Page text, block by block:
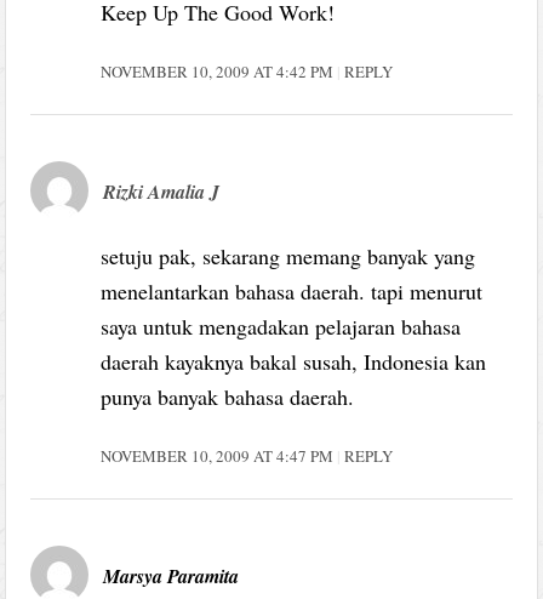
Keep Up The Good Work!
NOVEMBER 10, 2009 AT 4:42 PM REPLY
Rizki Amalia J
setuju pak, sekarang memang banyak yang
menelantarkan bahasa daerah. tapi menurut
saya untuk mengadakan pelajaran bahasa
daerah kayaknya bakal susah, Indonesia kan
punya banyak bahasa daerah.
NOVEMBER 10, 2009 AT 4:47 PM REPLY
Marsya Paramita